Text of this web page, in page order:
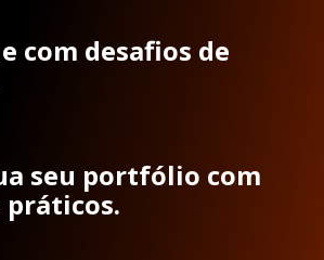
com desafios de
seu portfólio com